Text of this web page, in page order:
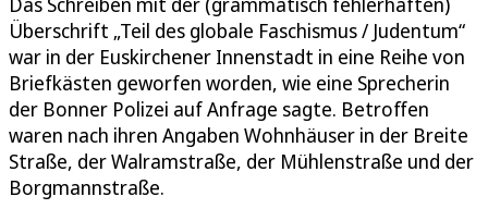
Überschrift „Teil des globale Faschismus / Judentum“
war in der Euskirchener Innenstadt in eine Reihe von
Briefkästen geworfen worden, wie eine Sprecherin
der Bonner Polizei auf Anfrage sagte. Betroffen
waren nach ihren Angaben Wohnhäuser in der Breite
Straße, der Walramstraße, der Mühlenstraße und der
Borgmannstraße.